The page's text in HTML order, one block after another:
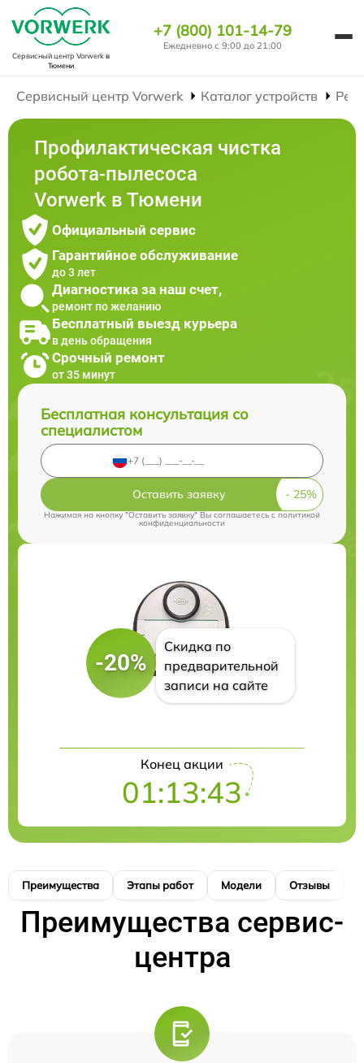
Сервисный центр Vorwerkв
Тюмени
+7 (800) 101-14-79
Ежедневно с 9:00 до 21:00
Сервисный центр Vorwerk Каталог устройств
Профилактическая чистка
робота-пылесоса
Vorwerk в Тюмени
Официальный сервис
Гарантийное обслуживание
до 3 лет
Диагностика за наш счет,
ремонт по желанию
Бесплатный выезд курьера
в день обращения
Срочный ремонт
от 35 минут
Бесплатная консультация со
специалистом
Оставить заявку
Нажимая на кнопку "Оставить заявку" Вы соглашаетесь cполитикой
конфиденциальности
-20%
Скидка по
предварительной
записи на сайте
Конец акции
01:13:43
Преимущества Этапы работ Модели Отзывы
Преимущества сервис-
центра